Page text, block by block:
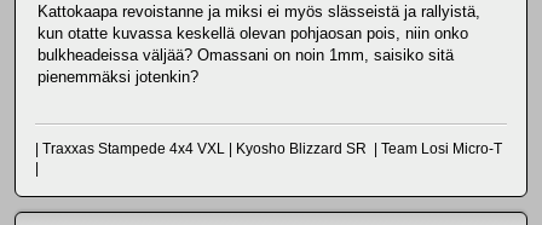
Kattokaapa revoistanne ja miksi ei myös slässeistä ja rallyistä,
kun otatte kuvassa keskellä olevan pohjaosan pois, niin onko
bulkheadeissa väljää? Omassani on noin 1mm, saisiko sitä
pienemmäksi jotenkin?
| Traxxas Stampede 4x4 VXL | Kyosho Blizzard SR | Team Losi Micro-T
|